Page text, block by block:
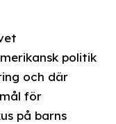
politik
och där
för
på barns